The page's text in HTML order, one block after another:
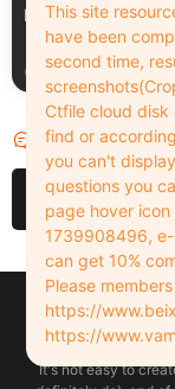
Monica_2_2_2
3天前
评论 0
Copyleft ©
创作不易！有能力的
It's not easy to
This site
have been
second time,
Ctfile cloud
find or
you can't
questions you
page hover
1739908496, e-
can get 10%
Please
https://
https://